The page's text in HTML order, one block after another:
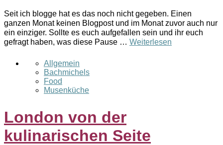
Seit ich blogge hat es das noch nicht gegeben. Einen
ganzen Monat keinen Blogpost und im Monat zuvor auch nur
ein einziger. Sollte es euch aufgefallen sein und ihr euch
gefragt haben, was diese Pause … Weiterlesen
Allgemein
Bachmichels
Food
Musenküche
London von der
kulinarischen Seite